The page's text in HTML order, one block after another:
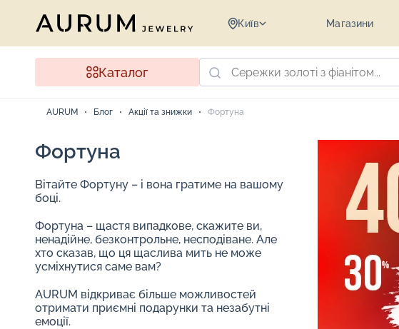
Київ Магазини
Каталог
AURUM Блог Акції та знижки Фортуна
Фортуна
Вітайте Фортуну – і вона гратиме на вашому
боці.
Фортуна – щастя випадкове, скажите ви,
ненадійне, безконтрольне, несподіване. Але
хто сказав, що ця щаслива мить не може
усміхнутися саме вам?
AURUM відкриває більше можливостей
отримати приємні подарунки та незабутні
емоції.